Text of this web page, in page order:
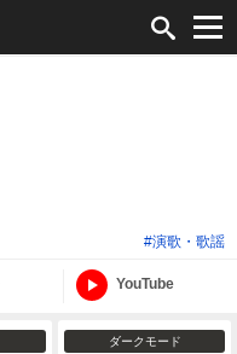
#演歌・歌謡
YouTube
ダークモード